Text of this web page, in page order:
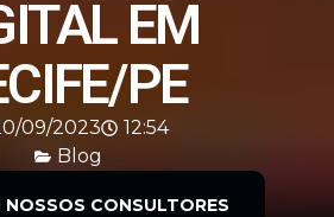
EM
PE
09/2023
12:54
Blog
NOSSOS CONSULTORES